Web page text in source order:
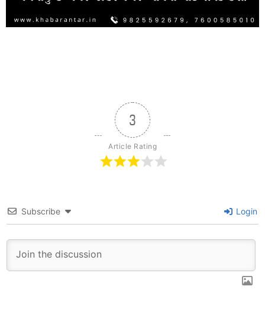
3
Article Rating
Subscribe Login